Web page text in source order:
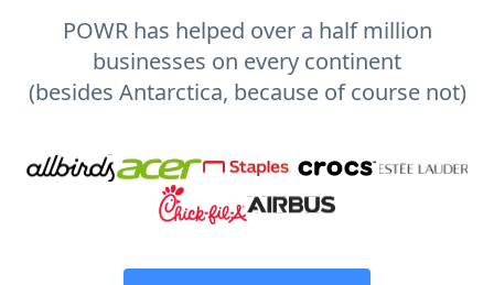
POWR has helped over a half million
businesses on every continent
(besides Antarctica, because of course not)